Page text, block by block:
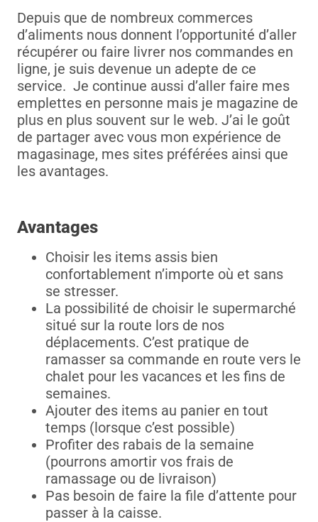
Depuis que de nombreux commerces
d’aliments nous donnent l’opportunité d’aller
récupérer ou faire livrer nos commandes en
ligne, je suis devenue un adepte de ce
service. Je continue aussi d’aller faire mes
emplettes en personne mais je magazine de
plus en plus souvent sur le web. J’ai le goût
de partager avec vous mon expérience de
magasinage, mes sites préférées ainsi que
les avantages.
Avantages
Choisir les items assis bien
confortablement n’importe où et sans
se stresser.
La possibilité de choisir le supermarché
situé sur la route lors de nos
déplacements. C’est pratique de
ramasser sa commande en route vers le
chalet pour les vacances et les fins de
semaines.
Ajouter des items au panier en tout
temps (lorsque c’est possible)
Profiter des rabais de la semaine
(pourrons amortir vos frais de
ramassage ou de livraison)
Pas besoin de faire la file d’attente pour
passer à la caisse.